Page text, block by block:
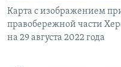
Карта с изображением
правобережной части
на 29 августа 2022 года